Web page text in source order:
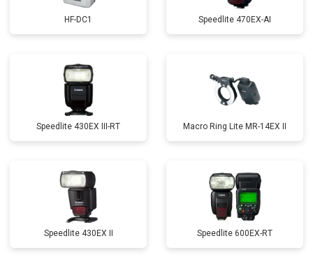
HF-DC1 Speedlite 470EX-AI
Speedlite 430EX III-RT Macro Ring Lite MR-14EX II
Speedlite 430EX II Speedlite 600EX-RT